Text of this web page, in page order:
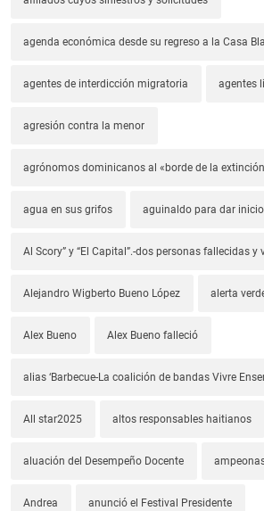
agenda económica desde su regreso a la Casa
agentes de interdicción migratoria agentes
agresión contra la menor
agrónomos dominicanos al «borde de la
agua en sus grifos aguinaldo para dar
Al Scory” y “El Capital”.-dos personas fallecidas y
Alejandro Wigberto Bueno López alerta
Alex Bueno Alex Bueno falleció
alias ‘Barbecue-La coalición de bandas Vivre
All star2025 altos responsables haitianos
aluación del Desempeño Docente
Andrea anunció el Festival Presidente